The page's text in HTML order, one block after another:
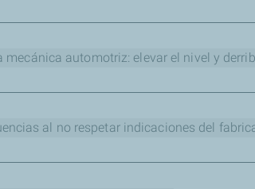
y qué se debe destacar con tan
automotriz: elevar el nivel y
los mitos populares a fin de poder
al no respetar indicaciones del
que será muy útil para que cualquier